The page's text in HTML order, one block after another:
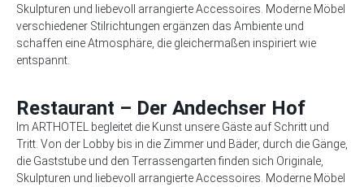
Skulpturen und liebevoll arrangierte Accessoires. Moderne Möbel
verschiedener Stilrichtungen ergänzen das Ambiente und
schaffen eine Atmosphäre, die gleichermaßen inspiriert wie
entspannt.
Restaurant – Der Andechser Hof
Im ARTHOTEL begleitet die Kunst unsere Gäste auf Schritt und
Tritt. Von der Lobby bis in die Zimmer und Bäder, durch die Gänge,
die Gaststube und den Terrassengarten finden sich Originale,
Skulpturen und liebevoll arrangierte Accessoires. Moderne Möbel